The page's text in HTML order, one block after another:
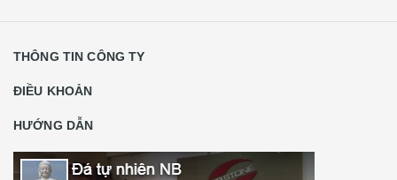
THÔNG TIN CÔNG TY
ĐIỀU KHOẢN
HƯỚNG DẪN